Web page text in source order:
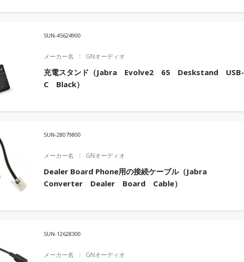
SUN-45624900
充電スタンド（Jabra Evolve2 65 Deskstand USB-
C Black）
メーカー名 GNオーディオ
SUN-28079800
Dealer Board Phone用の接続ケーブル（Jabra
Converter Dealer Board Cable）
メーカー名 GNオーディオ
SUN-12628300
メーカー名 GNオーディオ